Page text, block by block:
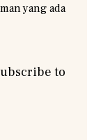
yang ada
to